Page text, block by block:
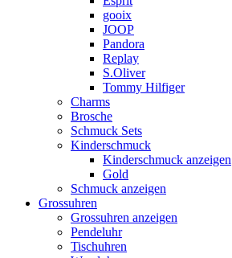
gooix
JOOP
Pandora
Replay
S.Oliver
Tommy Hilfiger
Charms
Brosche
Schmuck Sets
Kinderschmuck
Kinderschmuck anzeigen
Gold
Schmuck anzeigen
Grossuhren
Grossuhren anzeigen
Pendeluhr
Tischuhren